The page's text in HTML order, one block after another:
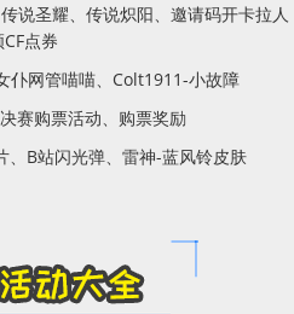
说圣耀、传说炽阳、邀请码开卡拉人
CF点券
仆网管喵喵、Colt1911-小故障
赛购票活动、购票奖励
、B站闪光弹、雷神-蓝风铃皮肤